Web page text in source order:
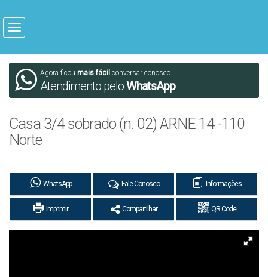
Agora ficou mais fácil conversar conosco
Atendimento peloWhatsApp
Casa 3/4 sobrado (n. 02) ARNE 14 -110
Norte
WhatsApp Fale Conosco Informações
Imprimir Compartilhar QR Code